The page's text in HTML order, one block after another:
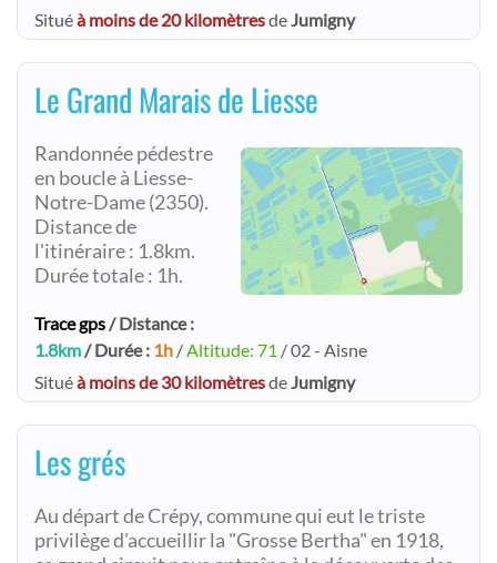
Situéà moins de 20 kilomètresdeJumigny
Le Grand Marais de Liesse
Randonnée pédestre
en boucle à Liesse-
Notre-Dame (2350).
Distance de
l'itinéraire : 1.8km.
Durée totale : 1h.
Trace gps/ Distance :
1.8km/ Durée : 1h /Altitude: 71 / 02 - Aisne
Situéà moins de 30 kilomètresdeJumigny
Les grés
Au départ de Crépy, commune qui eut le triste
privilège d'accueillir la "Grosse Bertha" en 1918,